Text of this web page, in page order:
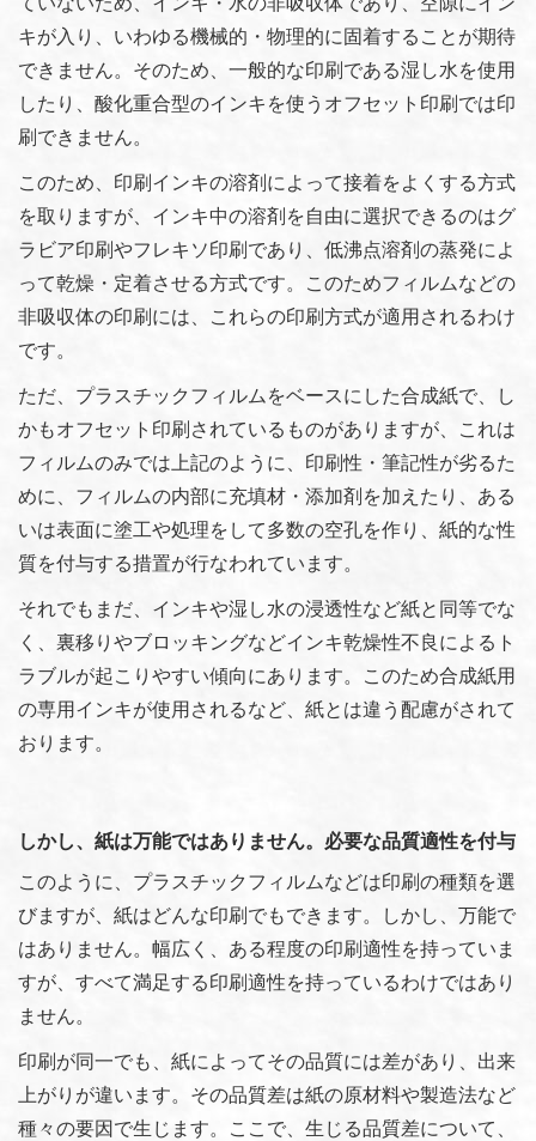
キが入り、いわゆる機械的・物理的に固着することが期待
できません。そのため、一般的な印刷である湿し水を使用
したり、酸化重合型のインキを使うオフセット印刷では印
刷できません。
このため、印刷インキの溶剤によって接着をよくする方式
を取りますが、インキ中の溶剤を自由に選択できるのはグ
ラビア印刷やフレキソ印刷であり、低沸点溶剤の蒸発によ
って乾燥・定着させる方式です。このためフィルムなどの
非吸収体の印刷には、これらの印刷方式が適用されるわけ
です。
ただ、プラスチックフィルムをベースにした合成紙で、し
かもオフセット印刷されているものがありますが、これは
フィルムのみでは上記のように、印刷性・筆記性が劣るた
めに、フィルムの内部に充填材・添加剤を加えたり、ある
いは表面に塗工や処理をして多数の空孔を作り、紙的な性
質を付与する措置が行なわれています。
それでもまだ、インキや湿し水の浸透性など紙と同等でな
く、裏移りやブロッキングなどインキ乾燥性不良によるト
ラブルが起こりやすい傾向にあります。このため合成紙用
の専用インキが使用されるなど、紙とは違う配慮がされて
おります。
しかし、紙は万能ではありません。必要な品質適性を付与
このように、プラスチックフィルムなどは印刷の種類を選
びますが、紙はどんな印刷でもできます。しかし、万能で
はありません。幅広く、ある程度の印刷適性を持っていま
すが、すべて満足する印刷適性を持っているわけではあり
ません。
印刷が同一でも、紙によってその品質には差があり、出来
上がりが違います。その品質差は紙の原材料や製造法など
種々の要因で生じます。ここで、生じる品質差について、